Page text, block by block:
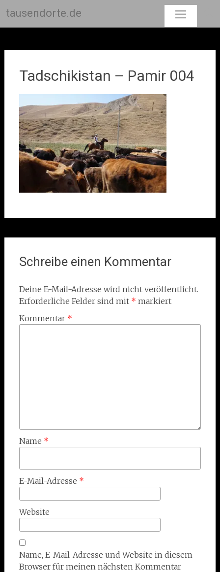
tausendorte.de
Tadschikistan – Pamir 004
Schreibe einen Kommentar
Deine E-Mail-Adresse wird nicht veröffentlicht.
Erforderliche Felder sind mit * markiert
Kommentar *
Name *
E-Mail-Adresse *
Website
Name, E-Mail-Adresse und Website in diesem
Browser für meinen nächsten Kommentar